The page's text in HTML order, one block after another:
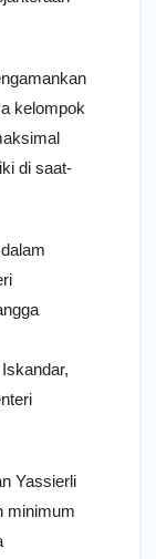
kelompok
di saat-
Yassierli
minimum